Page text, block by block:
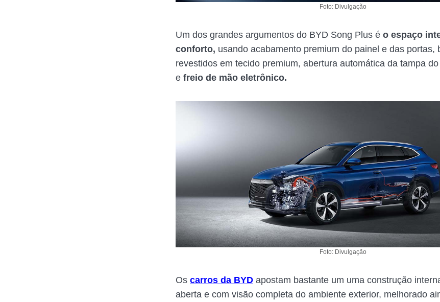
Foto: Divulgação
Um dos grandes argumentos do BYD Song Plus é o espaço
conforto, usando acabamento premium do painel e das portas,
revestidos em tecido premium, abertura automática da tampa
e freio de mão eletrônico.
Foto: Divulgação
Os carros da BYD apostam bastante um uma construção
aberta e com visão completa do ambiente exterior, melhorado